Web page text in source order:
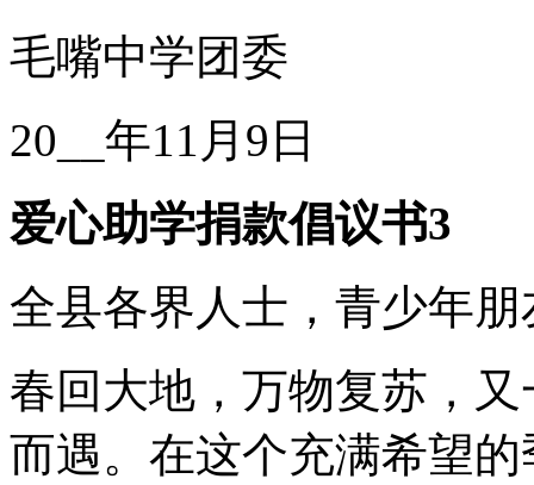
毛嘴中学团委
20__年11月9日
爱心助学捐款倡议书3
全县各界人士，青少年朋
春回大地，万物复苏，
而遇。在这个充满希望